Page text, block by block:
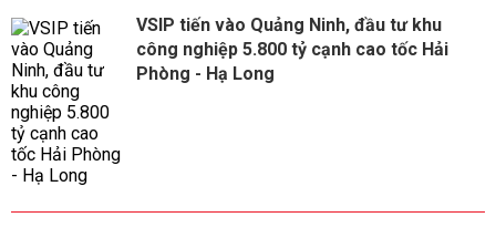
VSIP tiến vào Quảng Ninh, đầu tư khu
công nghiệp 5.800 tỷ cạnh cao tốc Hải
Phòng - Hạ Long